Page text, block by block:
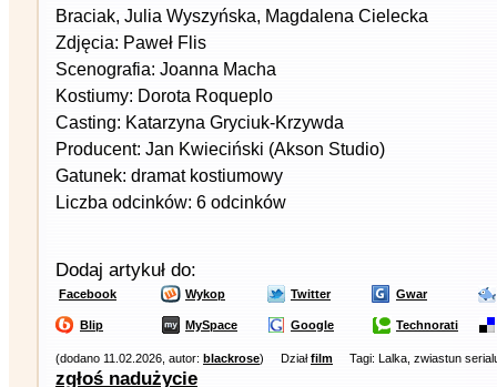
Braciak, Julia Wyszyńska, Magdalena Cielecka
Zdjęcia: Paweł Flis
Scenografia: Joanna Macha
Kostiumy: Dorota Roqueplo
Casting: Katarzyna Gryciuk-Krzywda
Producent: Jan Kwieciński (Akson Studio)
Gatunek: dramat kostiumowy
Liczba odcinków: 6 odcinków
Dodaj artykuł do:
Facebook Wykop Twitter Gwar
Blip MySpace Google Technorati
(dodano 11.02.2026, autor: blackrose) Działfilm Tagi: Lalka, zwiastun
zgłoś nadużycie